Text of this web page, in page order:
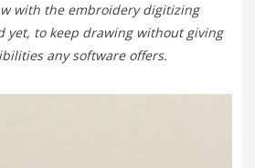
with the embroidery digitizing
yet, to keep drawing without giving
any software offers.